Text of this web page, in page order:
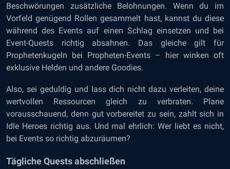
Beschwörungen zusätzliche Belohnungen. Wenn du im
Vorfeld genügend Rollen gesammelt hast, kannst du diese
während des Events auf einen Schlag einsetzen und bei
Event-Quests richtig absahnen. Das gleiche gilt für
Prophetenkugeln bei Propheten-Events – hier winken oft
exklusive Helden und andere Goodies.
Also, sei geduldig und lass dich nicht dazu verleiten, deine
wertvollen Ressourcen gleich zu verbraten. Plane
vorausschauend, denn gut vorbereitet zu sein, zahlt sich in
Idle Heroes richtig aus. Und mal ehrlich: Wer liebt es nicht,
bei Events so richtig abzuräumen?
Tägliche Quests abschließen